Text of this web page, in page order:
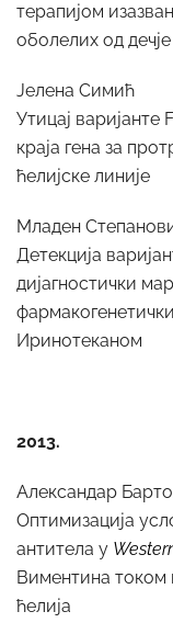
терапијом
оболелих од
Јелена Симић
Утицај варијанте
краја гена за
ћелијске линије
Младен
Детекција
дијагностички
Иринотеканом
2013.
Александар
Оптимизација
антитела у
Виментина током
ћелија